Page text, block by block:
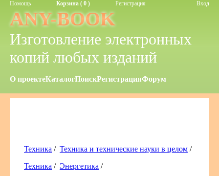
Помощь Корзина ( 0 ) Регистрация Вход
ANY-BOOK
Изготовление электронных
копий любых изданий
О проектеКаталогПоискРегистрацияФорум
Техника / Техника и технические науки в целом /
Техника / Энергетика /